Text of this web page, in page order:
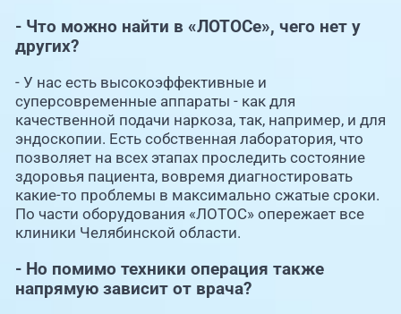
- Что можно найти в «ЛОТОСе», чего нет у
других?
- У нас есть высокоэффективные и
суперсовременные аппараты - как для
качественной подачи наркоза, так, например, и для
эндоскопии. Есть собственная лаборатория, что
позволяет на всех этапах проследить состояние
здоровья пациента, вовремя диагностировать
какие-то проблемы в максимально сжатые сроки.
По части оборудования «ЛОТОС» опережает все
клиники Челябинской области.
- Но помимо техники операция также
напрямую зависит от врача?